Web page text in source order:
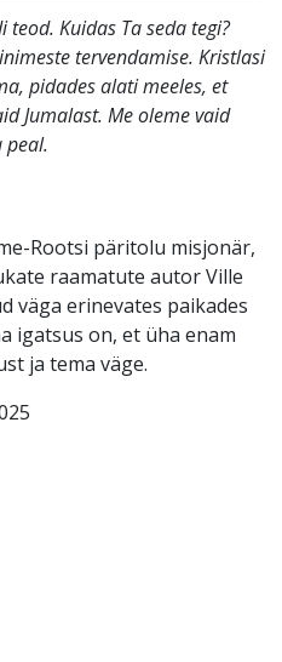
Kuidas Ta seda tegi?
tervendamise. Kristlasi
pidades alati meeles, et
Jumalast. Me oleme vaid
peal.
Rootsi päritolu misjonär,
raamatute autor Ville
väga erinevates paikades
igatsus on, et üha enam
ja tema väge.